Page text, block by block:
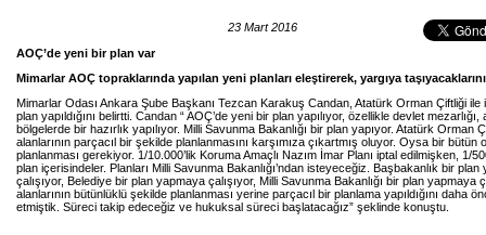
23 Mart 2016
AOÇ’de yeni bir plan var
Mimarlar AOÇ topraklarında yapılan yeni planları eleştirerek, yargıya
Mimarlar Odası Ankara Şube Başkanı Tezcan Karakuş Candan, Atatürk Orman Çiftliği ile
plan yapıldığını belirtti. Candan “ AOÇ’de yeni bir plan yapılıyor, özellikle devlet
bölgelerde bir hazırlık yapılıyor. Milli Savunma Bakanlığı bir plan yapıyor. Atatürk Orman
alanlarının parçacıl bir şekilde planlanmasını karşımıza çıkartmış oluyor. Oysa bir bütün
planlanması gerekiyor. 1/10.000’lik Koruma Amaçlı Nazım İmar Planı iptal edilmişken, 1/
plan içerisindeler. Planları Milli Savunma Bakanlığı’ndan isteyeceğiz. Başbakanlık bir plan
çalışıyor, Belediye bir plan yapmaya çalışıyor, Milli Savunma Bakanlığı bir plan yapmaya
alanlarının bütünlüklü şekilde planlanması yerine parçacıl bir planlama yapıldığını daha
etmiştik. Süreci takip edeceğiz ve hukuksal süreci başlatacağız” şeklinde konuştu.